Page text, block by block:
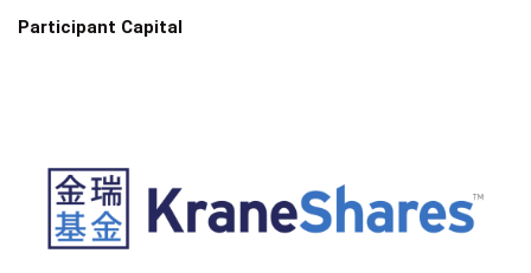
Participant Capital